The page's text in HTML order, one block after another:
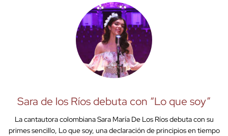
Sara de los Ríos debuta con “Lo que soy”
La cantautora colombiana Sara María De Los Ríos debuta con su
primes sencillo, Lo que soy, una declaración de principios en tiempo